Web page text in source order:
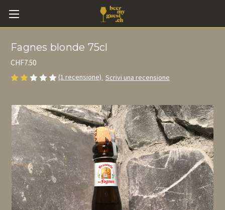
Fagnes blonde 75cl
CHF7.50
(1 recensione) Scrivi una recensione